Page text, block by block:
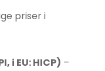
priser i
i EU: HICP) –